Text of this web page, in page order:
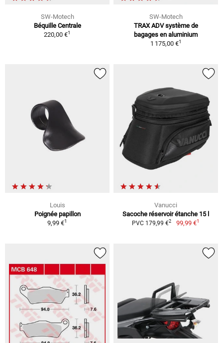
SW-Motech
Béquille Centrale
220,00 €1
SW-Motech
TRAX ADV système de
bagages en aluminium
1 175,00 €1
Louis
Poignée papillon
9,99 €1
Vanucci
Sacoche réservoir étanche 15 l
PVC 179,99 €2 99,99 €1